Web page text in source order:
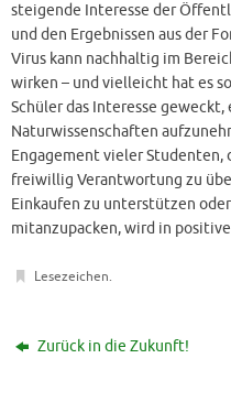
steigende Interesse der
und den Ergebnissen aus der
Virus kann nachhaltig im
wirken – und vielleicht hat es
Schüler das Interesse geweckt,
Naturwissenschaften
Engagement vieler
freiwillig Verantwortung zu
Einkaufen zu unterstützen
mitanzupacken, wird in
Lesezeichen.
Zurück in die Zukunft!